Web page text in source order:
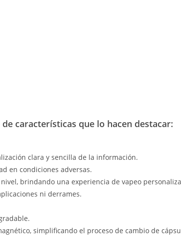
de características que lo hacen destacar:
clara y sencilla de la información.
en condiciones adversas.
brindando una experiencia de vapeo
ni derrames.
simplificando el proceso de cambio de